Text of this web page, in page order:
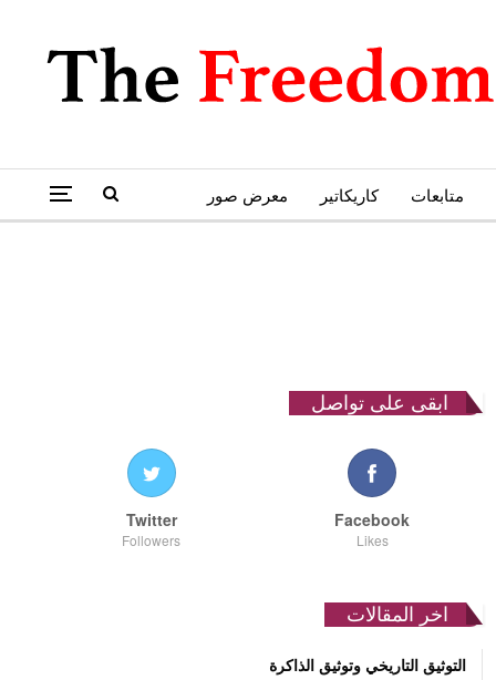
متابعات كاريكاتير معرض صور
ابقى على تواصل
Facebook
Likes
Twitter
Followers
اخر المقالات
التوثيق التاريخي وتوثيق الذاكرة